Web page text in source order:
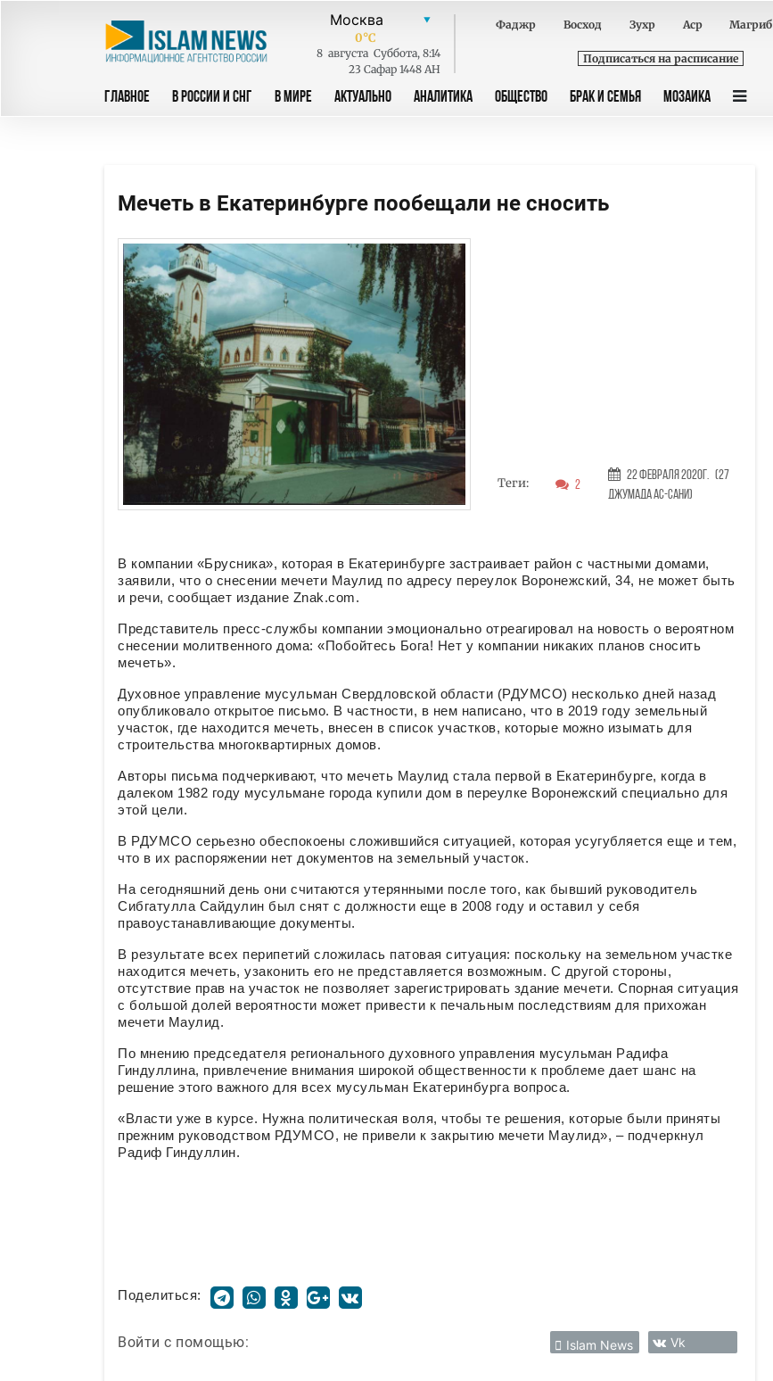
0°C
8 августа Суббота, 8:14
23 Сафар 1448 AH
Фаджр Восход Зухр Аср Магриб
Подписаться на расписание
ГЛАВНОЕ В РОССИИ И СНГ В МИРЕ АКТУАЛЬНО АНАЛИТИКА ОБЩЕСТВО БРАК И СЕМЬЯ МОЗАИКА
Мечеть в Екатеринбурге пообещали не сносить
Теги: 2
22 Февраля 2020г. (27
Джумада ас-сани)
В компании «Брусника», которая в Екатеринбурге застраивает район с частными домами,
заявили, что о снесении мечети Маулид по адресу переулок Воронежский, 34, не может быть
и речи, сообщает издание Znak.com.
Представитель пресс-службы компании эмоционально отреагировал на новость о вероятном
снесении молитвенного дома: «Побойтесь Бога! Нет у компании никаких планов сносить
мечеть».
Духовное управление мусульман Свердловской области (РДУМСО) несколько дней назад
опубликовало открытое письмо. В частности, в нем написано, что в 2019 году земельный
участок, где находится мечеть, внесен в список участков, которые можно изымать для
строительства многоквартирных домов.
Авторы письма подчеркивают, что мечеть Маулид стала первой в Екатеринбурге, когда в
далеком 1982 году мусульмане города купили дом в переулке Воронежский специально для
этой цели.
В РДУМСО серьезно обеспокоены сложившийся ситуацией, которая усугубляется еще и тем,
что в их распоряжении нет документов на земельный участок.
На сегодняшний день они считаются утерянными после того, как бывший руководитель
Сибгатулла Сайдулин был снят с должности еще в 2008 году и оставил у себя
правоустанавливающие документы.
В результате всех перипетий сложилась патовая ситуация: поскольку на земельном участке
находится мечеть, узаконить его не представляется возможным. С другой стороны,
отсутствие прав на участок не позволяет зарегистрировать здание мечети. Спорная ситуация
с большой долей вероятности может привести к печальным последствиям для прихожан
мечети Маулид.
По мнению председателя регионального духовного управления мусульман Радифа
Гиндуллина, привлечение внимания широкой общественности к проблеме дает шанс на
решение этого важного для всех мусульман Екатеринбурга вопроса.
«Власти уже в курсе. Нужна политическая воля, чтобы те решения, которые были приняты
прежним руководством РДУМСО, не привели к закрытию мечети Маулид», – подчеркнул
Радиф Гиндуллин.
Поделиться:
Войти с помощью: Islam News Vk